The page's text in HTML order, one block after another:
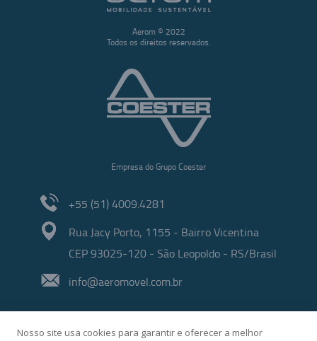
Aerom © 2022
Todos os direitos reservados.
Empresa do Grupo Coester
+55 (51) 4009.4281
Rua Jacy Porto, 1155 - Bairro Vicentina
CEP 93025-120 - São Leopoldo - RS/Brasil
info@aeromovel.com.br
Nosso site usa cookies para garantir e oferecer a melhor